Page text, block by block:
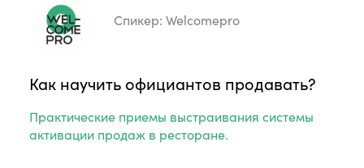
Спикер: Welcomepro
Как научить официантов продавать?
Практические приемы выстраивания системы
активации продаж в ресторане.